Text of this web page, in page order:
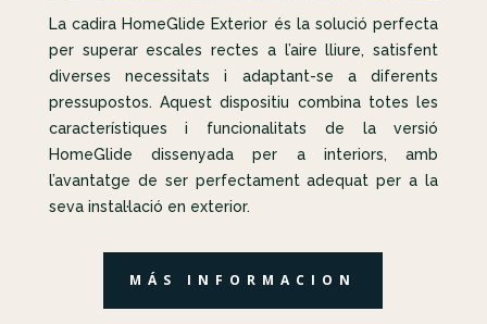
La cadira HomeGlide Exterior és la solució perfecta
per superar escales rectes a l’aire lliure, satisfent
diverses necessitats i adaptant-se a diferents
pressupostos. Aquest dispositiu combina totes les
característiques i funcionalitats de la versió
HomeGlide dissenyada per a interiors, amb
l’avantatge de ser perfectament adequat per a la
seva instal·lació en exterior.
MÁS INFORMACION